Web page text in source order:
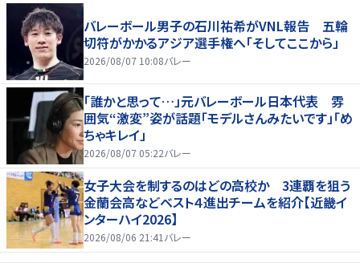
バレーボール男子の石川祐希がVNL報告 五輪
切符がかかるアジア選手権へ「そしてここから」
2026/08/07 10:08バレー
「誰かと思って…」元バレーボール日本代表 雰
囲気“激変”姿が話題「モデルさんみたいです」「め
ちゃキレイ」
2026/08/07 05:22バレー
女子大会を制するのはどの高校か 3連覇を狙う
金蘭会高などベスト４進出チームを紹介【近畿イ
ンターハイ2026】
2026/08/06 21:41バレー